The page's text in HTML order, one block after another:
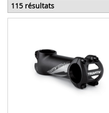
115 résultats